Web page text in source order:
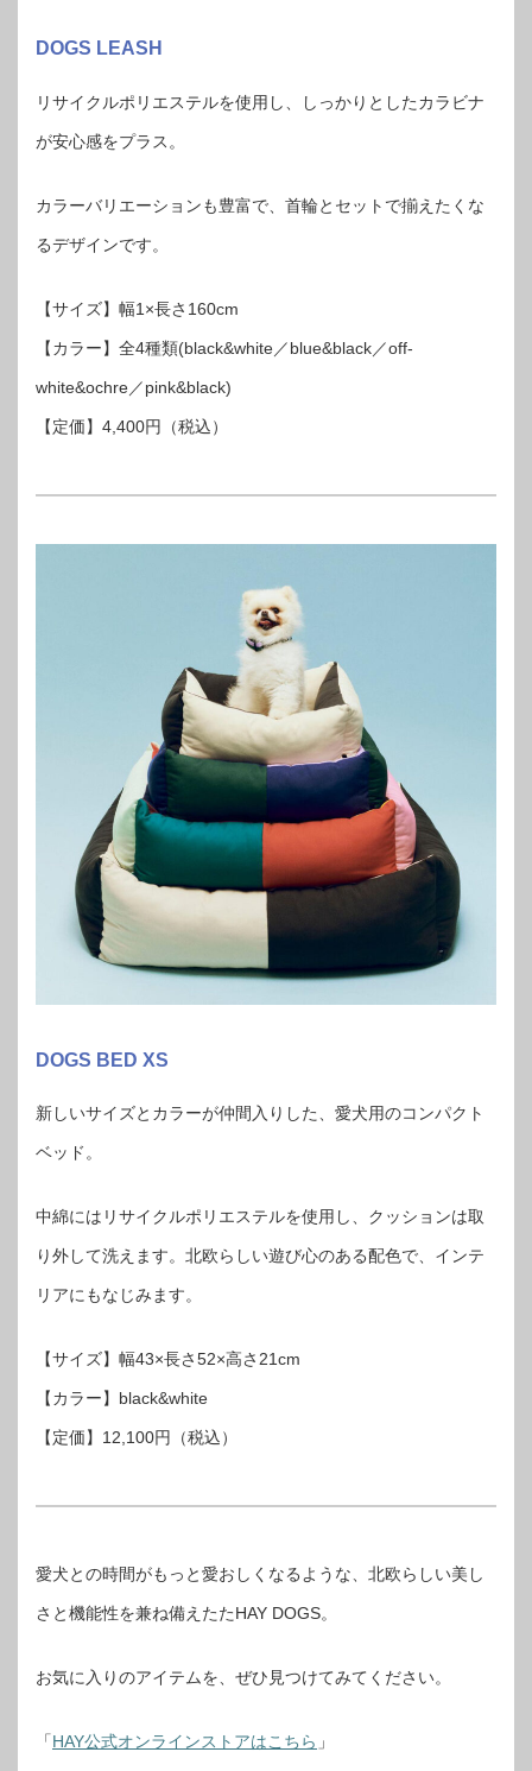
DOGS LEASH
リサイクルポリエステルを使用し、しっかりとしたカラビナ
が安心感をプラス。
カラーバリエーションも豊富で、首輪とセットで揃えたくな
るデザインです。
【サイズ】幅1×長さ160cm
【カラー】全4種類(black&white／blue&black／off-
white&ochre／pink&black)
【定価】4,400円（税込）
DOGS BED XS
新しいサイズとカラーが仲間入りした、愛犬用のコンパクト
ベッド。
中綿にはリサイクルポリエステルを使用し、クッションは取
り外して洗えます。北欧らしい遊び心のある配色で、インテ
リアにもなじみます。
【サイズ】幅43×長さ52×高さ21cm
【カラー】black&white
【定価】12,100円（税込）
愛犬との時間がもっと愛おしくなるような、北欧らしい美し
さと機能性を兼ね備えたたHAY DOGS。
お気に入りのアイテムを、ぜひ見つけてみてください。
「HAY公式オンラインストアはこちら 」